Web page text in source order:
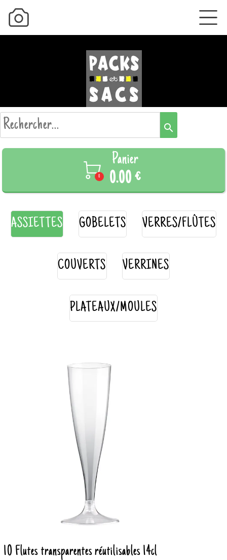
search

0
Panier
0.00 €
ASSIETTES GOBELETS VERRES/FLÛTES
COUVERTS VERRINES
PLATEAUX/MOULES
10 Flutes transparentes réutilisables 14cl